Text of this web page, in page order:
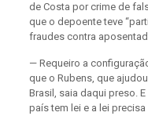
de Costa por crime de
que o depoente teve
fraudes contra
— Requeiro a
que o Rubens, que
Brasil, saia daqui preso.
país tem lei e a lei